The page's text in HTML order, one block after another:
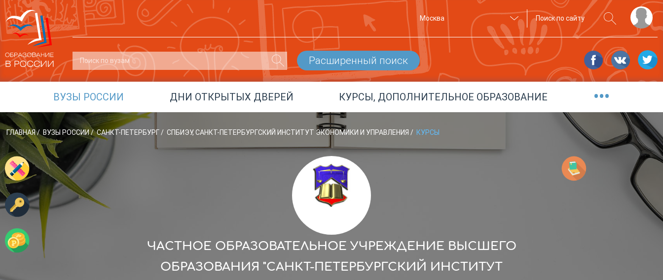
Москва
Расширенный поиск
ВУЗЫ РОССИИ ДНИ ОТКРЫТЫХ ДВЕРЕЙ КУРСЫ, ДОПОЛНИТЕЛЬНОЕ ОБРАЗОВАНИЕ •••
ГЛАВНАЯ/ ВУЗЫ РОССИИ/ САНКТ-ПЕТЕРБУРГ/ СПБИЭУ, САНКТ-ПЕТЕРБУРГСКИЙ ИНСТИТУТ ЭКОНОМИКИ И УПРАВЛЕНИЯ / КУРСЫ
ЧАСТНОЕ ОБРАЗОВАТЕЛЬНОЕ УЧРЕЖДЕНИЕ ВЫСШЕГО
ОБРАЗОВАНИЯ "САНКТ-ПЕТЕРБУРГСКИЙ ИНСТИТУТ